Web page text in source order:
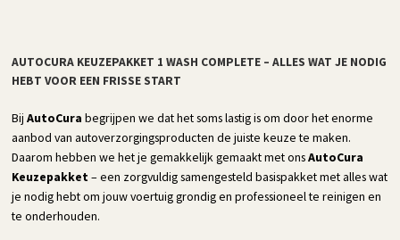
AUTOCURA KEUZEPAKKET 1 WASH COMPLETE – ALLES WAT JE NODIG
HEBT VOOR EEN FRISSE START
BijAutoCura begrijpen we dat het soms lastig is om door het enorme
aanbod van autoverzorgingsproducten de juiste keuze te maken.
Daarom hebben we het je gemakkelijk gemaakt met onsAutoCura
Keuzepakket– een zorgvuldig samengesteld basispakket met alles wat
je nodig hebt om jouw voertuig grondig en professioneel te reinigen en
te onderhouden.